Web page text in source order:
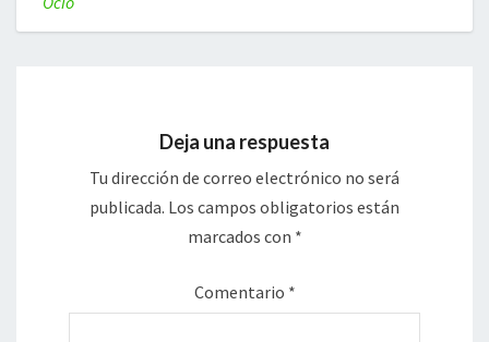
Deja una respuesta
Tu dirección de correo electrónico no será
publicada. Los campos obligatorios están
marcados con *
Comentario *